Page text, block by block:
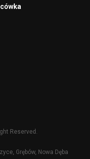
Reserved.
Grębów, Nowa Dęba